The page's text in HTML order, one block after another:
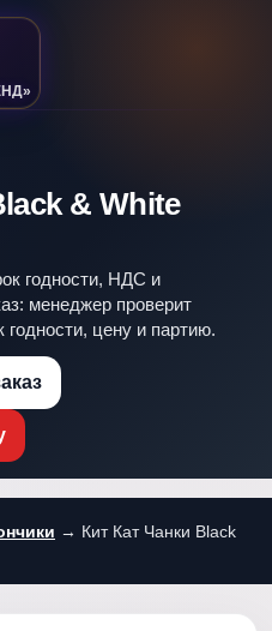
& White
годности, НДС и
менеджер проверит
годности, цену и партию.
→ Кит Кат Чанки Black